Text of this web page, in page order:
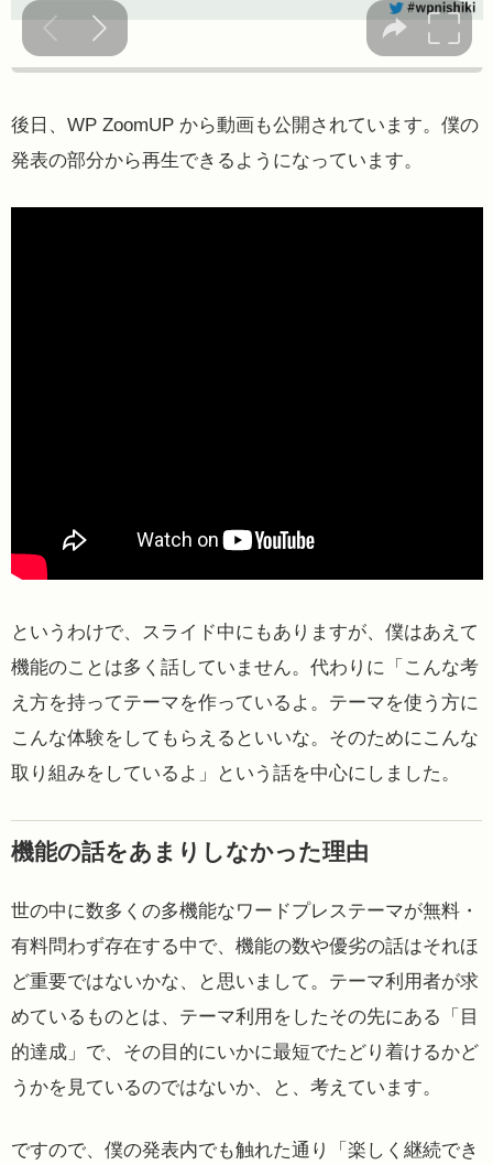
後日、WP ZoomUP から動画も公開されています。僕の
発表の部分から再生できるようになっています。
というわけで、スライド中にもありますが、僕はあえて
機能のことは多く話していません。代わりに「こんな考
え方を持ってテーマを作っているよ。テーマを使う方に
こんな体験をしてもらえるといいな。そのためにこんな
取り組みをしているよ」という話を中心にしました。
機能の話をあまりしなかった理由
世の中に数多くの多機能なワードプレステーマが無料・
有料問わず存在する中で、機能の数や優劣の話はそれほ
ど重要ではないかな、と思いまして。テーマ利用者が求
めているものとは、テーマ利用をしたその先にある「目
的達成」で、その目的にいかに最短でたどり着けるかど
うかを見ているのではないか、と、考えています。
ですので、僕の発表内でも触れた通り「楽しく継続でき